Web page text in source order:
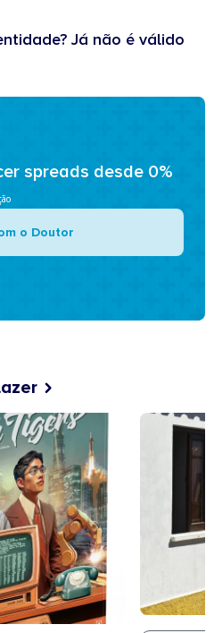
Já não é válido
spreads desde 0%
o Doutor